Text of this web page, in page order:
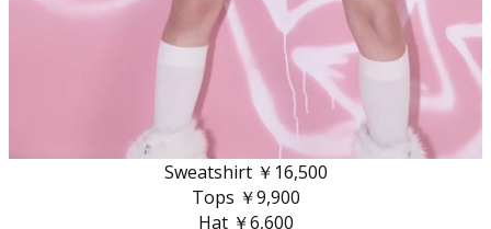
Sweatshirt ￥16,500
Tops ￥9,900
Hat ￥6,600